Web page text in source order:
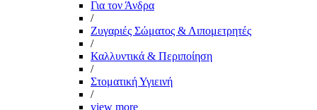
Για τον Άνδρα
/
Ζυγαριές Σώματος & Λιπομετρητές
/
Καλλυντικά & Περιποίηση
/
Στοματική Υγιεινή
/
view more